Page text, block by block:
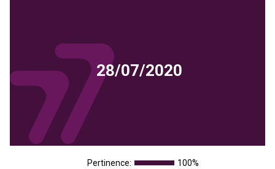
Pertinence: 100%
28/07/2020